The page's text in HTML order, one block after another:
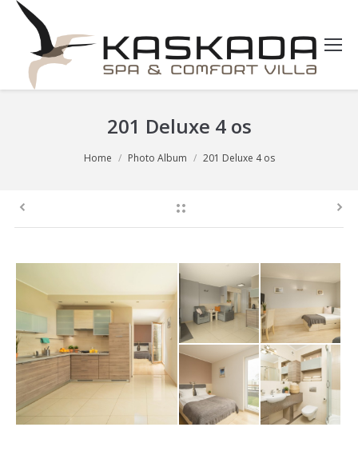
201 Deluxe 4 os
Home Photo Album 201 Deluxe 4 os